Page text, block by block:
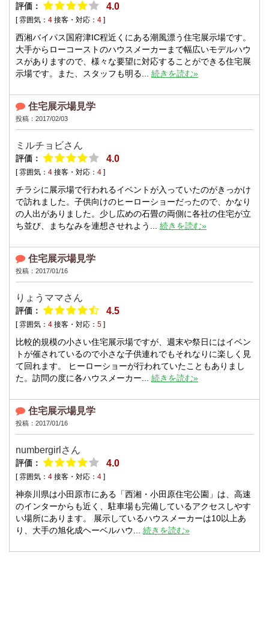
評価： 4.0
[ 雰囲気： 4 接客・対応： 4 ]
西湘バイパス国府津IC程近くにある潮風漂う住宅展示場です。
大手からローコーストのハウスメーカーまで幅広いモデルハウ
スがありますので、様々な要望に対応することができる住宅展
示場です。また、スタッフも明る... 続きを読む»
住宅展示場見学
投稿：2017/02/03
ミルチョビさん
評価： 4.0
[ 雰囲気： 4 接客・対応： 4 ]
チラシに展示場で行われるイベントが入っていたのがきっかけ
で訪れました。子供向けのヒーローショーだったので、かなり
の人出がありました。少し広めの石畳の両側に各社の住宅が立
ち並び、まちなみを連想させれよう... 続きを読む»
住宅展示場見学
投稿：2017/01/16
りょうママさん
評価： 4.5
[ 雰囲気： 4 接客・対応： 5 ]
比較的規模の小さい住宅展示場ですが、週末や祭日にはイベン
トが催されているので小さな子供連れでもそれなりに楽しく見
て回れます。 ヒーローショーが行われていたこともありまし
た。訪問の度に各ハウスメーカー... 続きを読む»
住宅展示場見学
投稿：2017/01/16
numbergirlさん
評価： 4.0
[ 雰囲気： 4 接客・対応： 4 ]
神奈川県は小田原市にある「西湘・小田原住宅公園」は、高速
のインターからも近く、駐車場も完備しているアクセスしやす
い場所にあります。 展示しているハウスメーカーは10以上あ
り、大手の旭化成ヘーベルハウ... 続きを読む»